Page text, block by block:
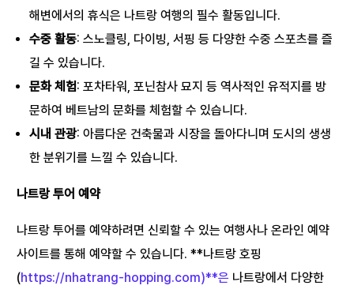
해변에서의 휴식은 나트랑 여행의 필수 활동입니다.
수중 활동: 스노클링, 다이빙, 서핑 등 다양한 수중 스포츠를 즐
길 수 있습니다.
문화 체험: 포차타워, 포닌참사 묘지 등 역사적인 유적지를 방
문하여 베트남의 문화를 체험할 수 있습니다.
시내 관광: 아름다운 건축물과 시장을 돌아다니며 도시의 생생
한 분위기를 느낄 수 있습니다.
나트랑 투어 예약
나트랑 투어를 예약하려면 신뢰할 수 있는 여행사나 온라인 예약
사이트를 통해 예약할 수 있습니다. **나트랑 호핑
(https://nhatrang-hopping.com)**은 나트랑에서 다양한